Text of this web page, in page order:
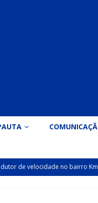
de velocidade no bairro